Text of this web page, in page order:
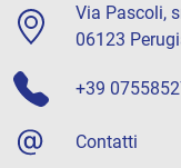
Via Pascoli,
06123
+39
Contatti